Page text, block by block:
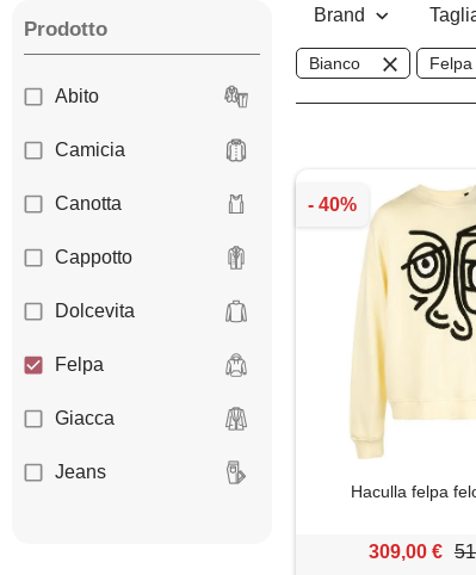
Prodotto
Abito
Camicia
Canotta
Cappotto
Dolcevita
Felpa
Giacca
Jeans
Brand
Bianco Felpa
Haculla felpa
309,00 €